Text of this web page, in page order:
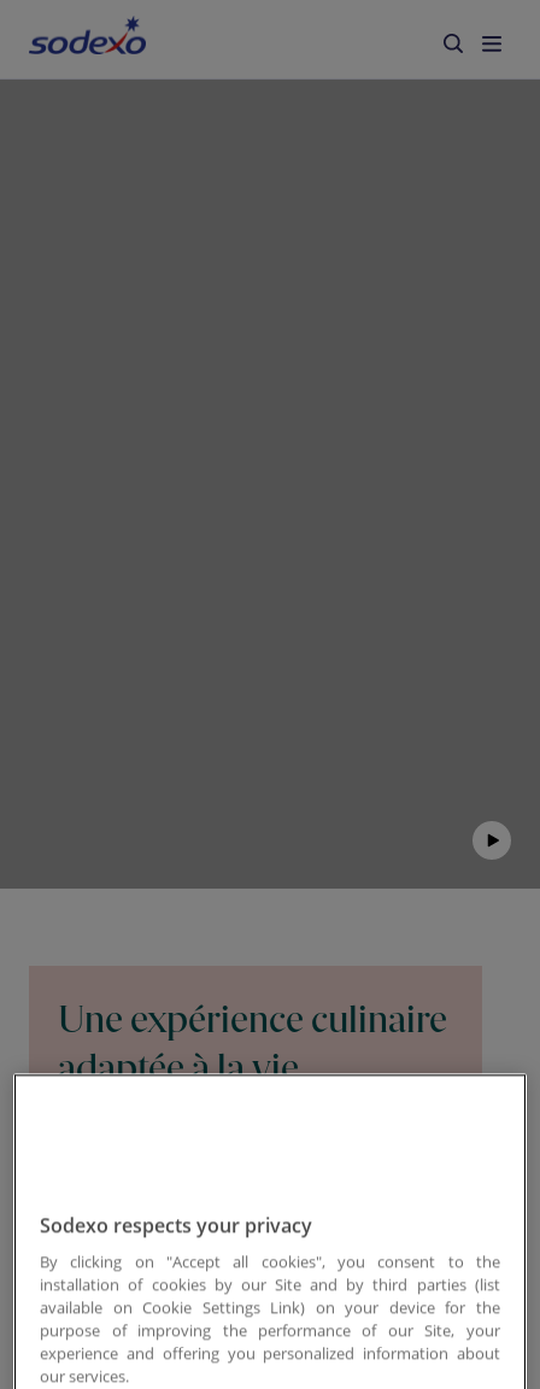
Une expérience culinaire
adaptée à la vie
savant mélange d’ingrédients essentiels
pour offrir une expérience de restauration
d’entreprise d'exception.
Une cuisine à la fois saine et délicieuse,
Sodexo respects your privacy
By clicking on "Accept all cookies", you consent to the
installation of cookies by our Site and by third parties (list
available on Cookie Settings Link) on your device for the
purpose of improving the performance of our Site, your
experience and offering you personalized information about
our services.